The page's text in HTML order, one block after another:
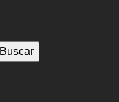
Buscar